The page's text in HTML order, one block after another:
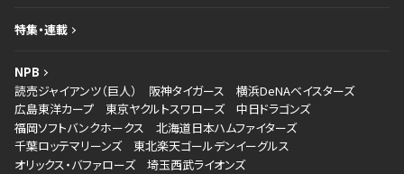
特集・連載
NPB
読売ジャイアンツ（巨人）
阪神タイガース
横浜DeNAベイスターズ
広島東洋カープ
東京ヤクルトスワローズ
中日ドラゴンズ
福岡ソフトバンクホークス
北海道日本ハムファイターズ
千葉ロッテマリーンズ
東北楽天ゴールデンイーグルス
オリックス・バファローズ
埼玉西武ライオンズ